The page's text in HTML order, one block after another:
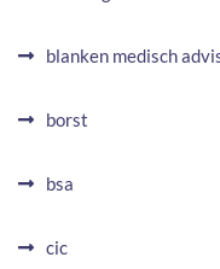
blanken medisch
borst
bsa
cic